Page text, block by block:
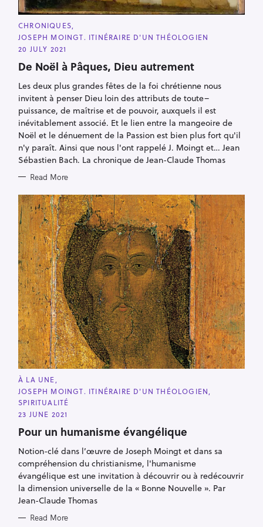
C
A
T
E
G
O
R
E
S
CHRONIQUES
JOSEPH MOINGT. ITINÉRAIRE D'UN THÉOLOGIEN
20 JULY 2021
De Noël à Pâques, Dieu autrement
Les deux plus grandes fêtes de la foi chrétienne nous
invitent à penser Dieu loin des attributs de toute–
puissance, de maîtrise et de pouvoir, auxquels il est
inévitablement associé. Et le lien entre la mangeoire de
Noël et le dénuement de la Passion est bien plus fort qu'il
n'y paraît. Ainsi que nous l'ont rappelé J. Moingt et… Jean
Sébastien Bach. La chronique de Jean-Claude Thomas
Read More
C
A
T
E
O
S
À LA UNE
JOSEPH MOINGT. ITINÉRAIRE D'UN THÉOLOGIEN
SPIRITUALITÉ
23 JUNE 2021
Pour un humanisme évangélique
Notion-clé dans l’œuvre de Joseph Moingt et dans sa
compréhension du christianisme, l'humanisme
évangélique est une invitation à découvrir ou à redécouvrir
la dimension universelle de la « Bonne Nouvelle ». Par
Jean-Claude Thomas
Read More
h
f
o
: